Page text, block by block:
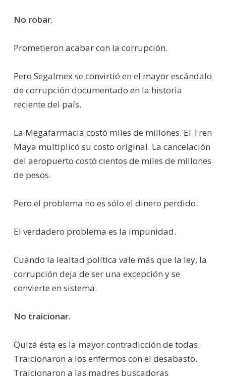
No robar.
Prometieron acabar con la corrupción.
Pero Segalmex se convirtió en el mayor escándalo
de corrupción documentado en la historia
reciente del país.
La Megafarmacia costó miles de millones. El Tren
Maya multiplicó su costo original. La cancelación
del aeropuerto costó cientos de miles de millones
de pesos.
Pero el problema no es sólo el dinero perdido.
El verdadero problema es la impunidad.
Cuando la lealtad política vale más que la ley, la
corrupción deja de ser una excepción y se
convierte en sistema.
No traicionar.
Quizá ésta es la mayor contradicción de todas.
Traicionaron a los enfermos con el desabasto.
Traicionaron a las madres buscadoras